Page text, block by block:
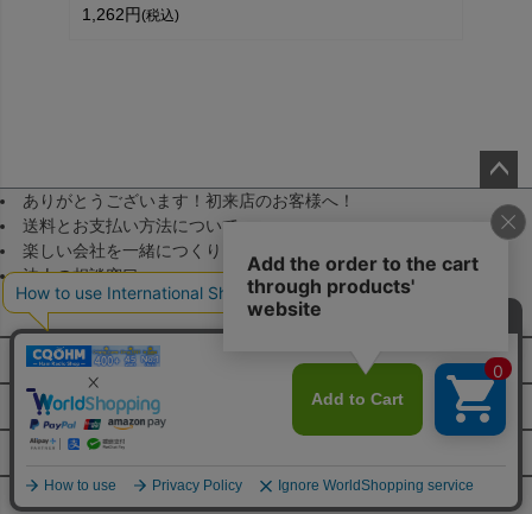
1,262円 (税込)
ペー
ジト
ありがとうございます！初来店のお客様へ！
送料とお支払い方法について
楽しい会社を一緒につくりませんか！（採用）
法人の相談窓口
メールマガジン登録
FAQ・お問い合わせ
特定商取引法に基づく表示
個人情報の取扱